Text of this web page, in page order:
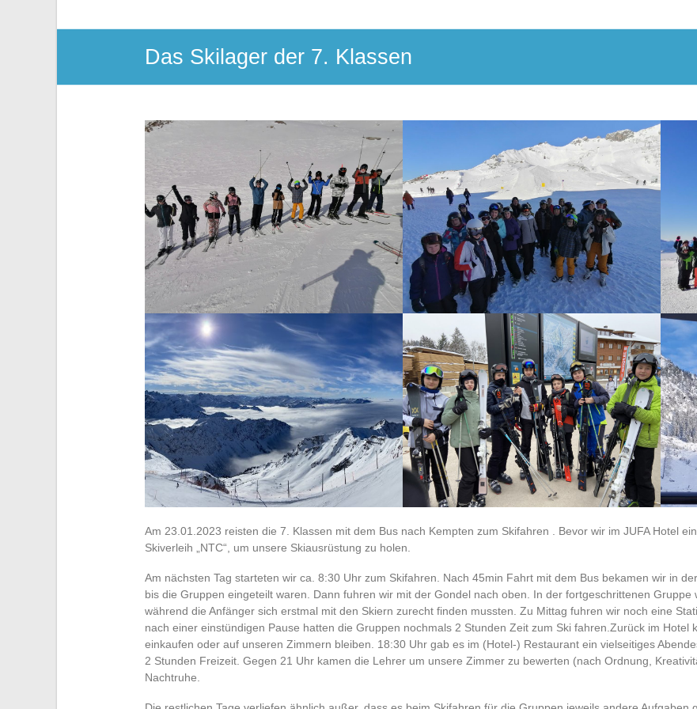
Das Skilager der 7. Klassen
Am 23.01.2023 reisten die 7. Klassen mit dem Bus nach Kempten zum Skifahren . Bevor wir im JUFA Hotel
Skiverleih „NTC“, um unsere Skiausrüstung zu holen.
Am nächsten Tag starteten wir ca. 8:30 Uhr zum Skifahren. Nach 45min Fahrt mit dem Bus bekamen wir in
bis die Gruppen eingeteilt waren. Dann fuhren wir mit der Gondel nach oben. In der fortgeschrittenen Gruppe
während die Anfänger sich erstmal mit den Skiern zurecht finden mussten. Zu Mittag fuhren wir noch eine
nach einer einstündigen Pause hatten die Gruppen nochmals 2 Stunden Zeit zum Ski fahren.Zurück im Hotel
einkaufen oder auf unseren Zimmern bleiben. 18:30 Uhr gab es im (Hotel-) Restaurant ein vielseitiges
2 Stunden Freizeit. Gegen 21 Uhr kamen die Lehrer um unsere Zimmer zu bewerten (nach Ordnung,
Nachtruhe.